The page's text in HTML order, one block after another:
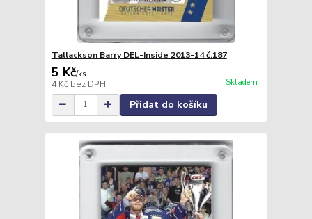
Tallackson Barry DEL-Inside 2013-14 č.187
5 Kč/ks
4 Kč bez DPH Skladem
Přidat do košíku